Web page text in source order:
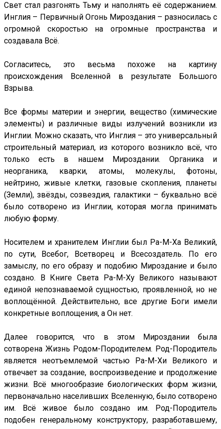
Свет стал разгонять Тьму и наполнять её содержанием.
Инглия – Первичный Огонь Мироздания – разносилась с
огромной скоростью на огромные пространства и
создавала Всё.
Согласитесь, это весьма похоже на картину
происхождения Вселенной в результате Большого
Взрыва.
Все формы материи и энергии, вещество (химические
элементы) и различные виды излучений возникли из
Инглии. Можно сказать, что Инглия – это универсальный
строительный материал, из которого возникло всё, что
только есть в нашем Мироздании. Органика и
неорганика, кварки, атомы, молекулы, фотоны,
нейтрино, живые клетки, газовые скопления, планеты
(Земли), звёзды, созвездия, галактики – буквально всё
было сотворено из Инглии, которая могла принимать
любую форму.
Носителем и хранителем Инглии был Ра-М-Ха Великий,
по сути, Всебог, Всетворец и Всесоздатель. По его
замыслу, по его образу и подобию Мироздание и было
создано. В Книге Света Ра-М-Ху Великого называют
единой непознаваемой сущностью, проявленной, но не
воплощённой. Действительно, все другие Боги имели
конкретные воплощения, а Он нет.
Далее говорится, что в этом Мироздании была
сотворена Жизнь Родом-Породителем. Род-Породитель
является неотъемлемой частью Ра-М-Хи Великого и
отвечает за создание, воспроизведение и продолжение
жизни. Всё многообразие биологических форм жизни,
первоначально населивших Вселенную, было сотворено
им. Всё живое было создано им. Род-Породитель
подобен генеральному конструктору, разработавшему,